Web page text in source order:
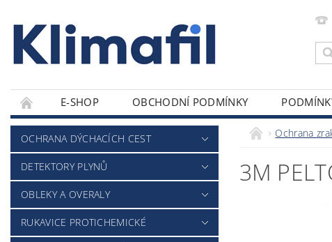
E-SHOP OBCHODNÍ PODMÍNKY
OCHRANA DÝCHACÍCH CEST
DETEKTORY PLYNŮ
OBLEKY A OVERALY
RUKAVICE PROTICHEMICKÉ
Ochrana
3M